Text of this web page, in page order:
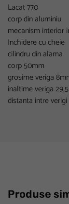
Lacat 770
corp din aluminiu
mecanism interior
Inchidere cu cheie
cilindru din alama
corp 50mm
grosime veriga
inaltime veriga
distanta intre
Produse